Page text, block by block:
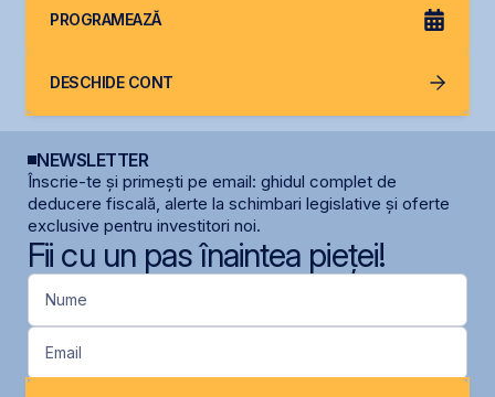
PROGRAMEAZĂ
DESCHIDE CONT
NEWSLETTER
Înscrie-te și primești pe email: ghidul complet de
deducere fiscală, alerte la schimbari legislative și oferte
exclusive pentru investitori noi.
Fii cu un pas înaintea pieței!
Nume
Email